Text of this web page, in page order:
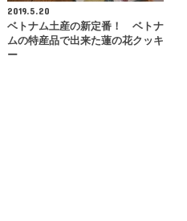
2019.5.20
ベトナム土産の新定番！ ベトナ
ムの特産品で出来た蓮の花クッキ
ー